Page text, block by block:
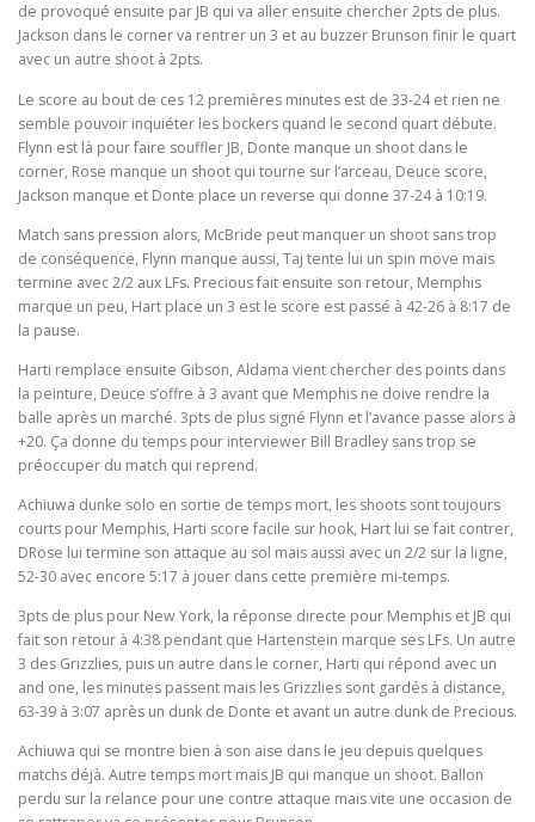
de provoqué ensuite par JB qui va aller ensuite chercher 2pts de plus.
Jackson dans le corner va rentrer un 3 et au buzzer Brunson finir le quart
avec un autre shoot à 2pts.
Le score au bout de ces 12 premières minutes est de 33-24 et rien ne
semble pouvoir inquiéter les bockers quand le second quart débute.
Flynn est là pour faire souffler JB, Donte manque un shoot dans le
corner, Rose manque un shoot qui tourne sur l’arceau, Deuce score,
Jackson manque et Donte place un reverse qui donne 37-24 à 10:19.
Match sans pression alors, McBride peut manquer un shoot sans trop
de conséquence, Flynn manque aussi, Taj tente lui un spin move mais
termine avec 2/2 aux LFs. Precious fait ensuite son retour, Memphis
marque un peu, Hart place un 3 est le score est passé à 42-26 à 8:17 de
la pause.
Harti remplace ensuite Gibson, Aldama vient chercher des points dans
la peinture, Deuce s’offre à 3 avant que Memphis ne doive rendre la
balle après un marché. 3pts de plus signé Flynn et l’avance passe alors à
+20. Ça donne du temps pour interviewer Bill Bradley sans trop se
préoccuper du match qui reprend.
Achiuwa dunke solo en sortie de temps mort, les shoots sont toujours
courts pour Memphis, Harti score facile sur hook, Hart lui se fait contrer,
DRose lui termine son attaque au sol mais aussi avec un 2/2 sur la ligne,
52-30 avec encore 5:17 à jouer dans cette première mi-temps.
3pts de plus pour New York, la réponse directe pour Memphis et JB qui
fait son retour à 4:38 pendant que Hartenstein marque ses LFs. Un autre
3 des Grizzlies, puis un autre dans le corner, Harti qui répond avec un
and one, les minutes passent mais les Grizzlies sont gardés à distance,
63-39 à 3:07 après un dunk de Donte et avant un autre dunk de Precious.
Achiuwa qui se montre bien à son aise dans le jeu depuis quelques
matchs déjà. Autre temps mort mais JB qui manque un shoot. Ballon
perdu sur la relance pour une contre attaque mais vite une occasion de